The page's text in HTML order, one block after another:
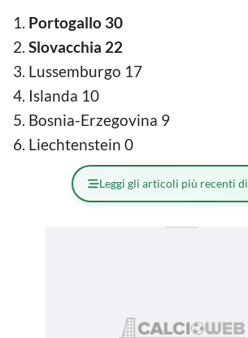
Portogallo 30
Slovacchia 22
Lussemburgo 17
Islanda 10
Bosnia-Erzegovina 9
Liechtenstein 0
Leggi gli articoli più recenti di